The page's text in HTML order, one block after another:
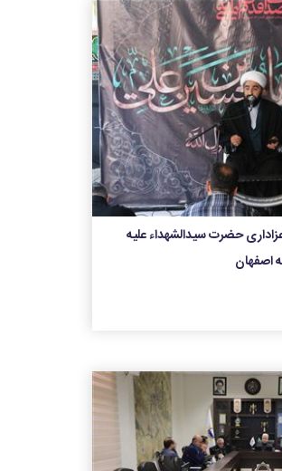
حضرت سیدالشهداء علیه
اصفهان